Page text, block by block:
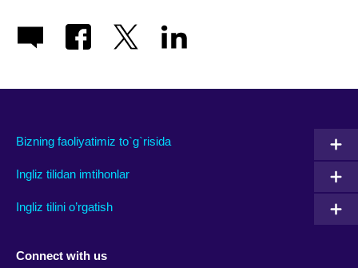
Bizning faoliyatimiz to`g`risida
Ingliz tilidan imtihonlar
Ingliz tilini o’rgatish
Connect with us